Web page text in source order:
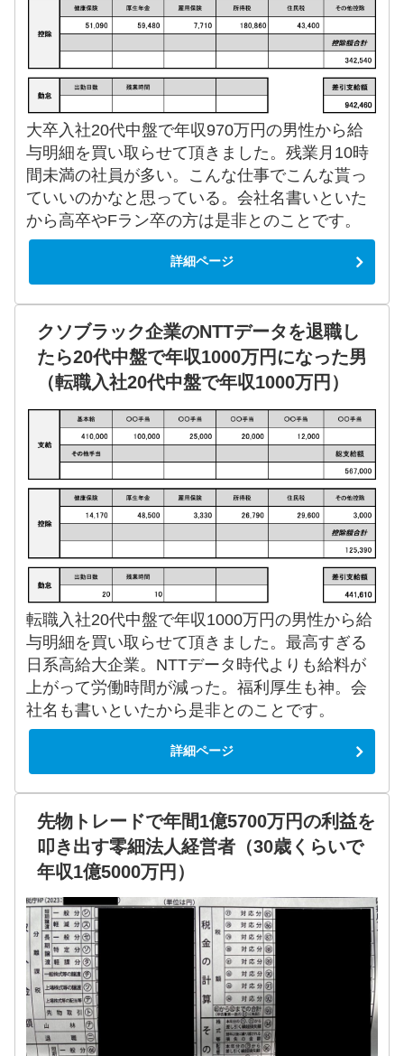
大卒入社20代中盤で年収970万円の男性から給
与明細を買い取らせて頂きました。残業月10時
間未満の社員が多い。こんな仕事でこんな貰っ
ていいのかなと思っている。会社名書いといた
から高卒やFラン卒の方は是非とのことです。
詳細ページ
クソブラック企業のNTTデータを退職し
たら20代中盤で年収1000万円になった男
（転職入社20代中盤で年収1000万円）
転職入社20代中盤で年収1000万円の男性から給
与明細を買い取らせて頂きました。最高すぎる
日系高給大企業。NTTデータ時代よりも給料が
上がって労働時間が減った。福利厚生も神。会
社名も書いといたから是非とのことです。
詳細ページ
先物トレードで年間1億5700万円の利益を
叩き出す零細法人経営者（30歳くらいで
年収1億5000万円）